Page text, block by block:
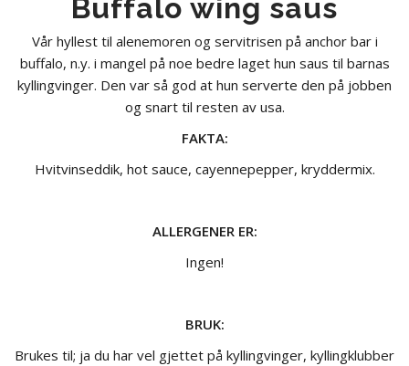
Buffalo wing saus
Vår hyllest til alenemoren og servitrisen på anchor bar i
buffalo, n.y. i mangel på noe bedre laget hun saus til barnas
kyllingvinger. Den var så god at hun serverte den på jobben
og snart til resten av usa.
FAKTA:
Hvitvinseddik, hot sauce, cayennepepper, kryddermix.
ALLERGENER ER:
Ingen!
BRUK:
Brukes til; ja du har vel gjettet på kyllingvinger, kyllingklubber